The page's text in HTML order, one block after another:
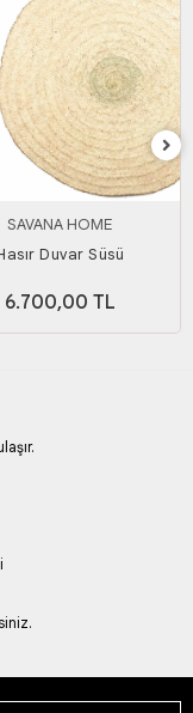
SAVANA HOME
Duvar Süsü
6.700,00 TL